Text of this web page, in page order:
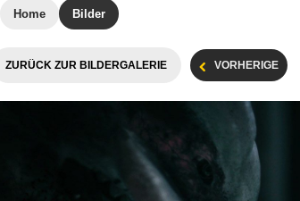
Home Bilder
ZURÜCK ZUR BILDERGALERIE VORHERIGE